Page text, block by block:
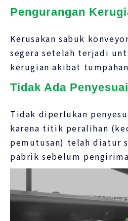
Pengurangan
Kerusakan sabuk
segera setelah terjadi
kerugian akibat
Tidak Ada
Tidak diperlukan
karena titik peralihan
pemutusan) telah diatur
pabrik sebelum